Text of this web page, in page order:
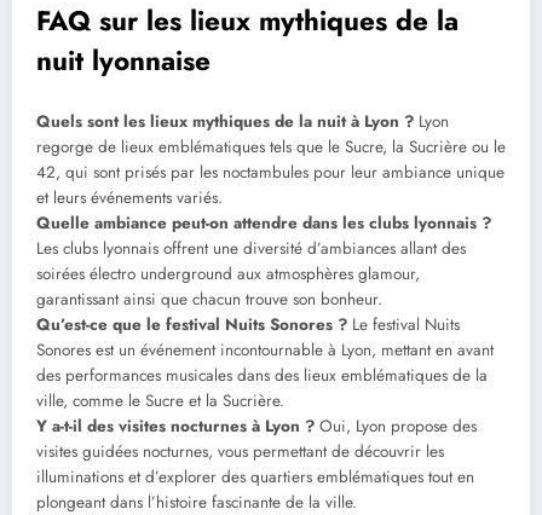
FAQ sur les lieux mythiques de la
nuit lyonnaise
Quels sont les lieux mythiques de la nuit à Lyon ? Lyon
regorge de lieux emblématiques tels que le Sucre, la Sucrière ou le
42, qui sont prisés par les noctambules pour leur ambiance unique
et leurs événements variés.
Quelle ambiance peut-on attendre dans les clubs lyonnais ?
Les clubs lyonnais offrent une diversité d’ambiances allant des
soirées électro underground aux atmosphères glamour,
garantissant ainsi que chacun trouve son bonheur.
Qu’est-ce que le festival Nuits Sonores ? Le festival Nuits
Sonores est un événement incontournable à Lyon, mettant en avant
des performances musicales dans des lieux emblématiques de la
ville, comme le Sucre et la Sucrière.
Y a-t-il des visites nocturnes à Lyon ? Oui, Lyon propose des
visites guidées nocturnes, vous permettant de découvrir les
illuminations et d’explorer des quartiers emblématiques tout en
plongeant dans l’histoire fascinante de la ville.